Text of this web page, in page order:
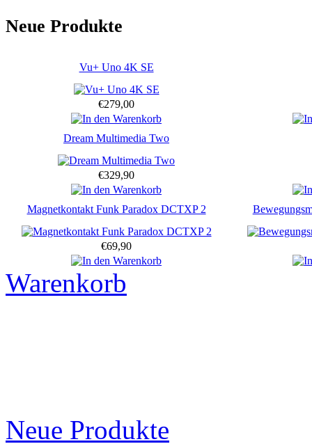
Neue Produkte
Vu+ Uno 4K SE
€279,00
Dream Multimedia Two
€329,90
Magnetkontakt Funk Paradox DCTXP 2
€69,90
Warenkorb
Neue Produkte